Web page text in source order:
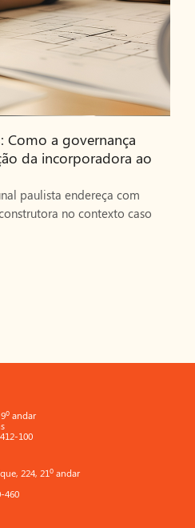
a governança
da incorporadora ao
paulista endereça com
no contexto caso
andar
100
224, 21º andar
460